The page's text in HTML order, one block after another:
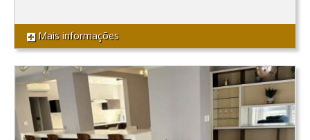
Mais informações